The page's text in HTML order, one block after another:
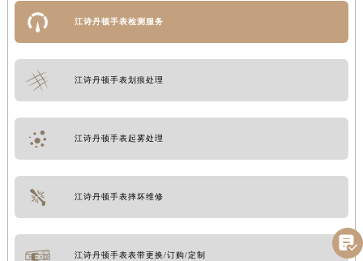
江诗丹顿手表检测服务
江诗丹顿手表划痕处理
江诗丹顿手表起雾处理
江诗丹顿手表摔坏维修
江诗丹顿手表表带更换/订购/定制
